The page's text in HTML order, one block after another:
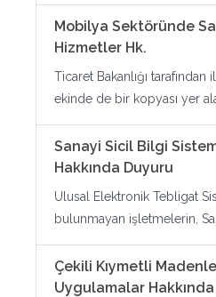
Mobilya Sektöründe
Hizmetler Hk.
Ticaret Bakanlığı
ekinde de bir kopyası yer
Sanayi Sicil Bilgi
Hakkında Duyuru
Ulusal Elektronik Tebligat
bulunmayan işletmelerin,
Çekili Kıymetli
Uygulamalar